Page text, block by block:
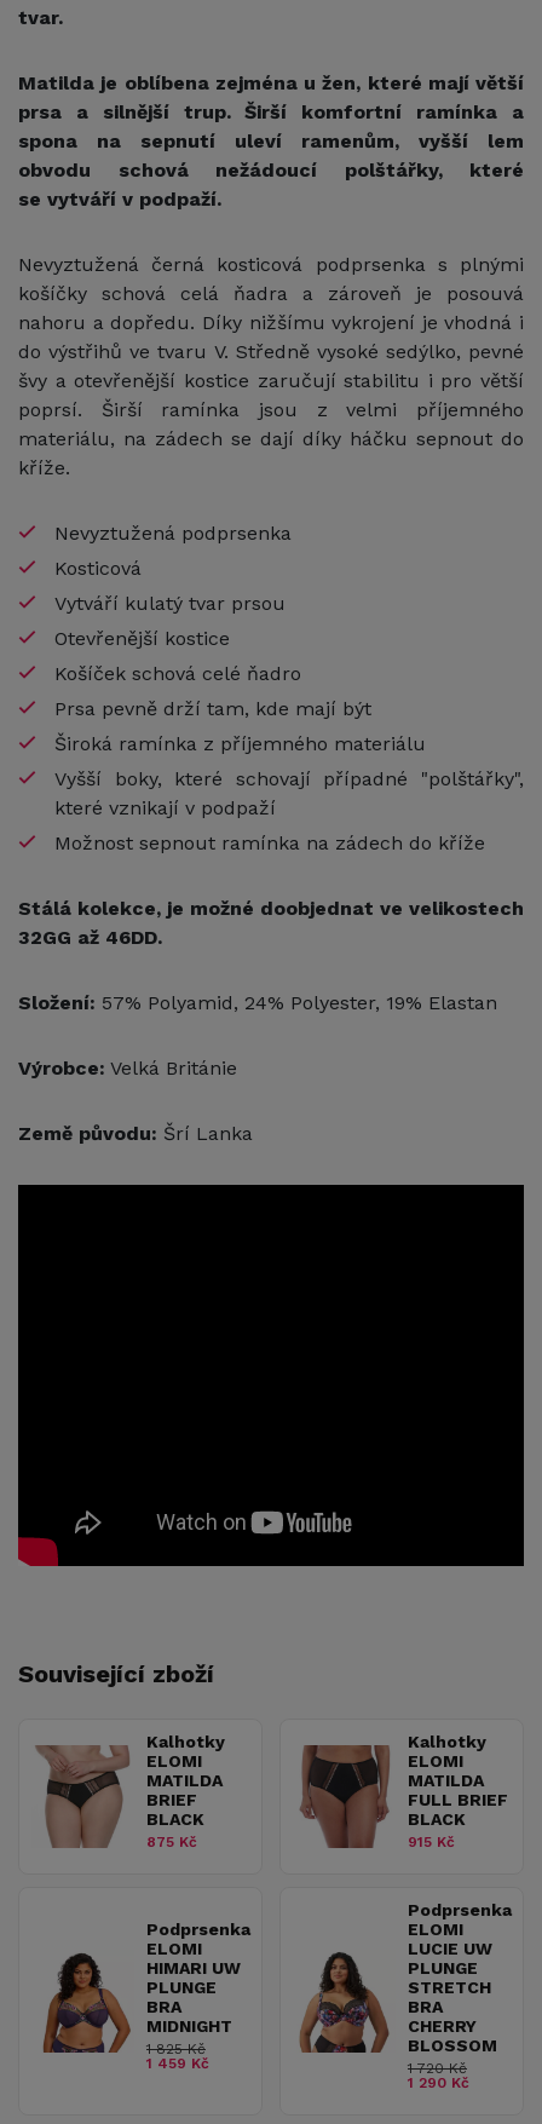
tvar.
Matilda je oblíbena zejména u žen, které mají větší
prsa a silnější trup. Širší komfortní ramínka a
spona na sepnutí uleví ramenům, vyšší lem
obvodu schová nežádoucí polštářky, které
se vytváří v podpaží.
Nevyztužená černá kosticová podprsenka s plnými
košíčky schová celá ňadra a zároveň je posouvá
nahoru a dopředu. Díky nižšímu vykrojení je vhodná i
do výstřihů ve tvaru V. Středně vysoké sedýlko, pevné
švy a otevřenější kostice zaručují stabilitu i pro větší
poprsí. Širší ramínka jsou z velmi příjemného
materiálu, na zádech se dají díky háčku sepnout do
kříže.
Nevyztužená podprsenka
Kosticová
Vytváří kulatý tvar prsou
Otevřenější kostice
Košíček schová celé ňadro
Prsa pevně drží tam, kde mají být
Široká ramínka z příjemného materiálu
Vyšší boky, které schovají případné "polštářky",
které vznikají v podpaží
Možnost sepnout ramínka na zádech do kříže
Stálá kolekce, je možné doobjednat ve velikostech
32GG až 46DD.
Složení: 57% Polyamid, 24% Polyester, 19% Elastan
Výrobce: Velká Británie
Země původu: Šrí Lanka
Související zboží
Kalhotky
ELOMI
MATILDA
BRIEF
BLACK
875 Kč
Kalhotky
ELOMI
MATILDA
FULL BRIEF
BLACK
915 Kč
Podprsenka
ELOMI
HIMARI UW
PLUNGE
BRA
MIDNIGHT
1 825 Kč
1 459 Kč
Podprsenka
ELOMI
LUCIE UW
PLUNGE
STRETCH
BRA
CHERRY
BLOSSOM
1 720 Kč
1 290 Kč